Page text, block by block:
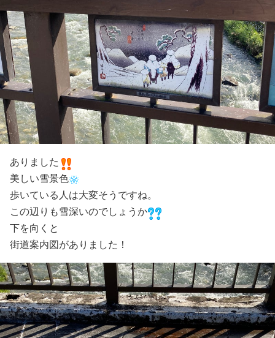
ありました
美しい雪景色
歩いている人は大変そうですね。
この辺りも雪深いのでしょうか
下を向くと
街道案内図がありました！